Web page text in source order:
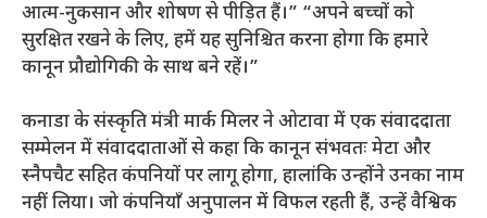
आत्म-नुकसान और शोषण से पीड़ित हैं।” “अपने बच्चों को
सुरक्षित रखने के लिए, हमें यह सुनिश्चित करना होगा कि हमारे
कानून प्रौद्योगिकी के साथ बने रहें।”
कनाडा के संस्कृति मंत्री मार्क मिलर ने ओटावा में एक संवाददाता
सम्मेलन में संवाददाताओं से कहा कि कानून संभवतः मेटा और
स्नैपचैट सहित कंपनियों पर लागू होगा, हालांकि उन्होंने उनका नाम
नहीं लिया। जो कंपनियाँ अनुपालन में विफल रहती हैं, उन्हें वैश्विक